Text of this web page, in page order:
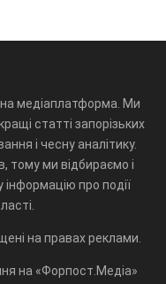
медіаплатформа. Ми
статті запорізьких
і чесну аналітику.
тому ми відбираємо і
про події
на правах реклами.
на «Форпост.Медіа»